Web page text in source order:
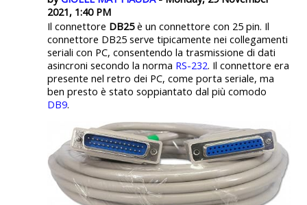
2021, 1:40 PM
Il connettore DB25 è un connettore con 25 pin. Il
connettore DB25 serve tipicamente nei collegamenti
seriali con PC, consentendo la trasmissione di dati
asincroni secondo la norma RS-232. Il connettore era
presente nel retro dei PC, come porta seriale, ma
ben presto è stato soppiantato dal più comodo
DB9.